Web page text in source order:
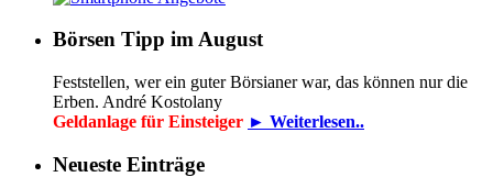
Börsen Tipp im August
Feststellen, wer ein guter Börsianer war, das können nur die
Erben. André Kostolany
Geldanlage für Einsteiger ► Weiterlesen..
Neueste Einträge